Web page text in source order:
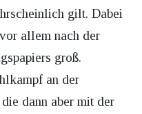
gilt. Dabei
allem nach der
groß.
an der
dann aber mit der